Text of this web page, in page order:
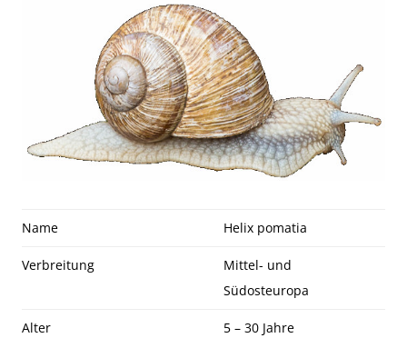
Name Helix pomatia
Verbreitung
Mittel- und
Südosteuropa
Alter 5 – 30 Jahre